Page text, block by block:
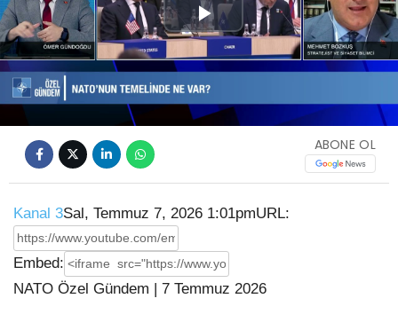
Play
Video
ABONE OL
Kanal 3Sal, Temmuz 7, 2026 1:01pmURL:
Embed:
NATO Özel Gündem | 7 Temmuz 2026